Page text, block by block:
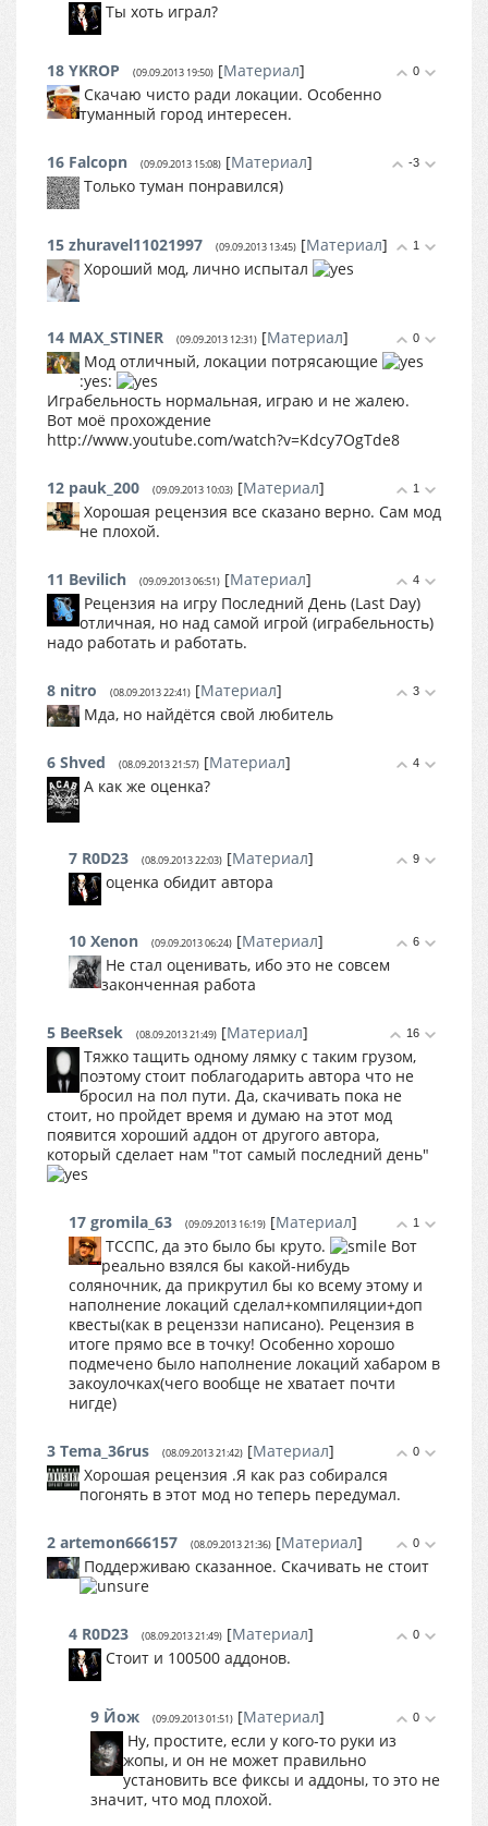
Ты хоть играл?
0
18 YKROP (09.09.2013 19:50) [Материал]
Скачаю чисто ради локации. Особенно
туманный город интересен.
-3
16 Falcopn (09.09.2013 15:08) [Материал]
Только туман понравился)
1
15 zhuravel11021997 (09.09.2013 13:45) [Материал]
Хороший мод, лично испытал
0
14 MAX_STINER (09.09.2013 12:31) [Материал]
Мод отличный, локации потрясающие
:yes:
Играбельность нормальная, играю и не жалею.
Вот моё прохождение
http://www.youtube.com/watch?v=Kdcy7OgTde8
1
12 pauk_200 (09.09.2013 10:03) [Материал]
Хорошая рецензия все сказано верно. Сам мод
не плохой.
4
11 Bevilich (09.09.2013 06:51) [Материал]
Рецензия на игру Последний День (Last Day)
отличная, но над самой игрой (играбельность)
надо работать и работать.
3
8 nitro (08.09.2013 22:41) [Материал]
Мда, но найдётся свой любитель
4
6 Shved (08.09.2013 21:57) [Материал]
А как же оценка?
9
7 R0D23 (08.09.2013 22:03) [Материал]
оценка обидит автора
6
10 Xenon (09.09.2013 06:24) [Материал]
Не стал оценивать, ибо это не совсем
законченная работа
16
5 BeeRsek (08.09.2013 21:49) [Материал]
Тяжко тащить одному лямку с таким грузом,
поэтому стоит поблагодарить автора что не
бросил на пол пути. Да, скачивать пока не
стоит, но пройдет время и думаю на этот мод
появится хороший аддон от другого автора,
который сделает нам "тот самый последний день"
1
17 gromila_63 (09.09.2013 16:19) [Материал]
ТССПС, да это было бы круто.
Вот
реально взялся бы какой-нибудь
соляночник, да прикрутил бы ко всему этому и
наполнение локаций сделал+компиляции+доп
квесты(как в реценззи написано). Рецензия в
итоге прямо все в точку! Особенно хорошо
подмечено было наполнение локаций хабаром в
закоулочках(чего вообще не хватает почти
нигде)
0
3 Tema_36rus (08.09.2013 21:42) [Материал]
Хорошая рецензия .Я как раз собирался
погонять в этот мод но теперь передумал.
0
2 artemon666157 (08.09.2013 21:36) [Материал]
Поддерживаю сказанное. Скачивать не стоит
0
4 R0D23 (08.09.2013 21:49) [Материал]
Стоит и 100500 аддонов.
0
9 Йож (09.09.2013 01:51) [Материал]
Ну, простите, если у кого-то руки из
жопы, и он не может правильно
установить все фиксы и аддоны, то это не
значит, что мод плохой.